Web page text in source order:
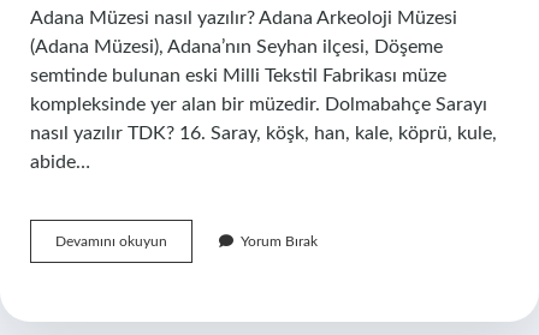
Adana Müzesi nasıl yazılır? Adana Arkeoloji Müzesi
(Adana Müzesi), Adana’nın Seyhan ilçesi, Döşeme
semtinde bulunan eski Milli Tekstil Fabrikası müze
kompleksinde yer alan bir müzedir. Dolmabahçe Sarayı
nasıl yazılır TDK? 16. Saray, köşk, han, kale, köprü, kule,
abide…
Devamını okuyun
Sarayı
Yazılır
Yorum Bırak